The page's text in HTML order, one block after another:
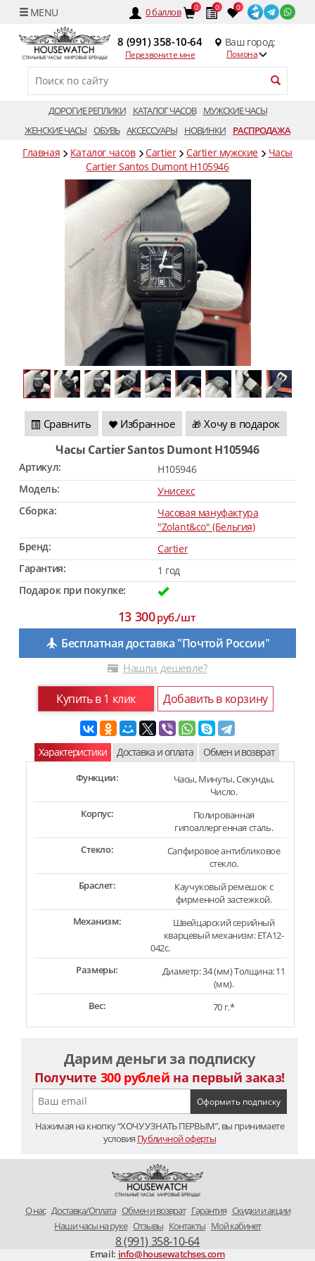
0баллов 0 0 0
8 (991) 358-10-64
Перезвоните мне
Ваш город:
Помона
ДОРОГИЕ РЕПЛИКИ КАТАЛОГ ЧАСОВ
МУЖСКИЕ ЧАСЫ
ЖЕНСКИЕ ЧАСЫ ОБУВЬ АКСЕССУАРЫ НОВИНКИ РАСПРОДАЖА
Главная Каталог часов Cartier Cartier мужские
Часы
Cartier Santos Dumont H105946
Сравнить Избранное 🎁 Хочу в подарок
Часы Cartier Santos Dumont H105946
Артикул:
H105946
Модель:
Унисекс
Сборка:
Часовая мануфактура
"Zolant&co" (Бельгия)
Бренд:
Cartier
Гарантия:
1 год
Подарок при покупке:
13 300руб./шт
Бесплатная доставка "Почтой России"
Нашли дешевле?
Купить в 1 клик Добавить в корзину
Характеристики Доставка и оплата Обмен и возврат
Функции:
Часы, Минуты, Секунды,
Число.
Корпус:
Полированная
гипоаллергенная сталь.
Стекло:
Сапфировое антибликовое
стекло.
Браслет:
Каучуковый ремешок с
фирменной застежкой.
Механизм:
Швейцарский серийный
кварцевый механизм: ETA12-
042c.
Размеры:
Диаметр: 34 (мм) Толщина: 11
(мм).
Вес:
70 г.*
Дарим деньги за подписку
Получите 300 рублей на первый заказ!
Нажимая на кнопку “ХОЧУ УЗНАТЬ ПЕРВЫМ”, вы принимаете
условия Публичной оферты
O нас Доставка/Оплата Обмен и возврат Гарантия Скидки и акции
Наши часы на руке Отзывы Контакты Мой кабинет
8 (991) 358-10-64
Email: info@housewatchses.com